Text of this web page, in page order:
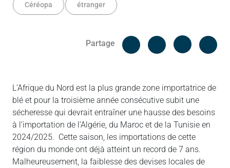
Céréopa étranger
Partage
Facebook
L’Afrique du Nord est la plus grande zone importatrice de
blé et pour la troisième année consécutive subit une
sécheresse qui devrait entraîner une hausse des besoins
à l’importation de l’Algérie, du Maroc et de la Tunisie en
2024/2025. Cette saison, les importations de cette
région du monde ont déjà atteint un record de 7 ans.
Malheureusement, la faiblesse des devises locales de